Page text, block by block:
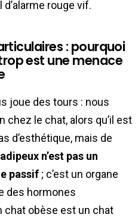
d’alarme rouge vif.
: pourquoi
est une menace
joue des tours : nous
chez le chat, alors qu’il est
d’esthétique, mais de
n’est pas un
passif ; c’est un organe
des hormones
chat obèse est un chat